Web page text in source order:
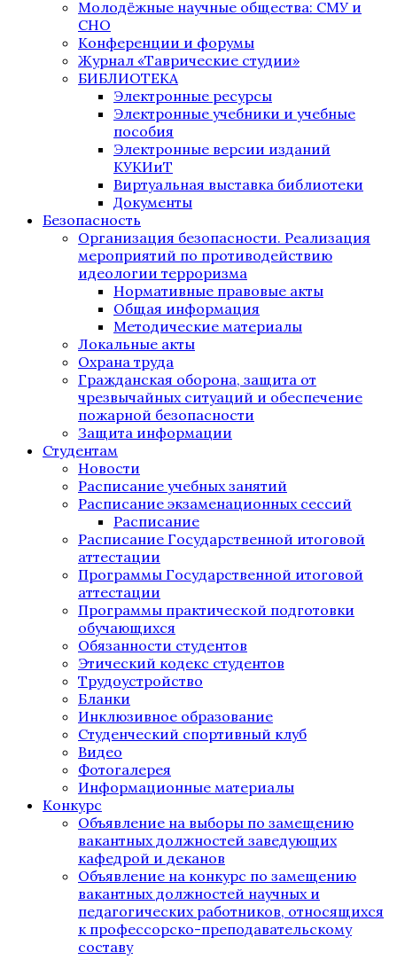
Молодёжные научные общества: СМУ и
СНО
Конференции и форумы
Журнал «Таврические студии»
БИБЛИОТЕКА
Электронные ресурсы
Электронные учебники и учебные
пособия
Электронные версии изданий
КУКИиТ
Виртуальная выставка библиотеки
Документы
Безопасность
Организация безопасности. Реализация
мероприятий по противодействию
идеологии терроризма
Нормативные правовые акты
Общая информация
Методические материалы
Локальные акты
Охрана труда
Гражданская оборона, защита от
чрезвычайных ситуаций и обеспечение
пожарной безопасности
Защита информации
Студентам
Новости
Расписание учебных занятий
Расписание экзаменационных сессий
Расписание
Расписание Государственной итоговой
аттестации
Программы Государственной итоговой
аттестации
Программы практической подготовки
обучающихся
Обязанности студентов
Этический кодекс студентов
Трудоустройство
Бланки
Инклюзивное образование
Студенческий спортивный клуб
Видео
Фотогалерея
Информационные материалы
Конкурс
Объявление на выборы по замещению
вакантных должностей заведующих
кафедрой и деканов
Объявление на конкурс по замещению
вакантных должностей научных и
педагогических работников, относящихся
к профессорско-преподавательскому
составу